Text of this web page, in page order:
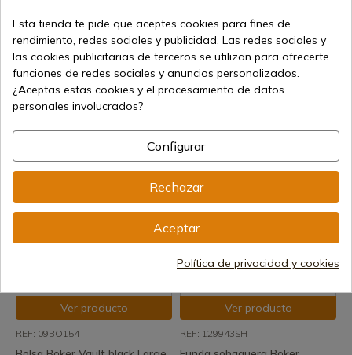
Ver producto
REF: 09UT005
Ulticlip Ulticlip Slim 2.2 para
fundas de cuchillos y navajas
24,58 €
Ver producto
REF: 09UT008
24,58 €
Ver producto
REF: 09BO154
Ver producto
REF: 129943SH
Esta tienda te pide que aceptes cookies para fines de
rendimiento, redes sociales y publicidad. Las redes sociales y
las cookies publicitarias de terceros se utilizan para ofrecerte
funciones de redes sociales y anuncios personalizados.
¿Aceptas estas cookies y el procesamiento de datos
personales involucrados?
Configurar
Rechazar
Aceptar
Política de privacidad y cookies